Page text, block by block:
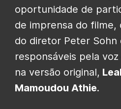
oportunidade de
de imprensa do filme,
do diretor Peter Sohn
responsáveis pela
na versão original,
Mamoudou Athie.